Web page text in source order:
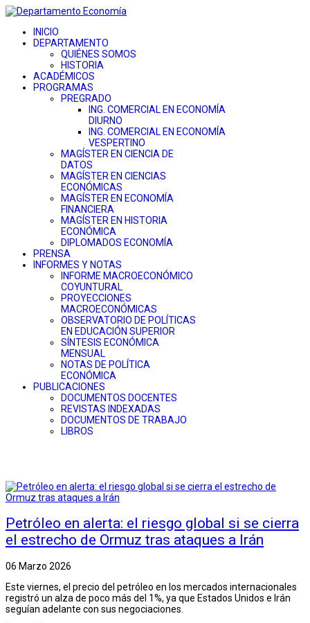
INICIO
DEPARTAMENTO
QUIÉNES SOMOS
HISTORIA
ACADÉMICOS
PROGRAMAS
PREGRADO
ING. COMERCIAL EN ECONOMÍA
DIURNO
ING. COMERCIAL EN ECONOMÍA
VESPERTINO
MAGÍSTER EN CIENCIA DE
DATOS
MAGÍSTER EN CIENCIAS
ECONÓMICAS
MAGÍSTER EN ECONOMÍA
FINANCIERA
MAGÍSTER EN HISTORIA
ECONÓMICA
DIPLOMADOS ECONOMÍA
PRENSA
INFORMES Y NOTAS
INFORME MACROECONÓMICO
COYUNTURAL
PROYECCIONES
MACROECONÓMICAS
OBSERVATORIO DE POLÍTICAS
EN EDUCACIÓN SUPERIOR
SÍNTESIS ECONÓMICA
MENSUAL
NOTAS DE POLÍTICA
ECONÓMICA
PUBLICACIONES
DOCUMENTOS DOCENTES
REVISTAS INDEXADAS
DOCUMENTOS DE TRABAJO
LIBROS
Petróleo en alerta: el riesgo global si se cierra
el estrecho de Ormuz tras ataques a Irán
06 Marzo 2026
Este viernes, el precio del petróleo en los mercados internacionales
registró un alza de poco más del 1%, ya que Estados Unidos e Irán
seguían adelante con sus negociaciones.